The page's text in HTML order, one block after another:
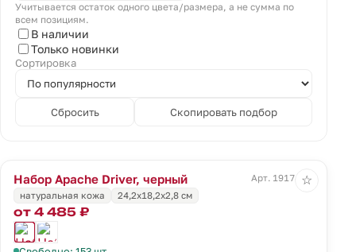
Учитывается остаток одного цвета/размера, а не сумма по
всем позициям.
В наличии
Только новинки
Сортировка
Сбросить Скопировать подбор
Набор Apache Driver, черный
Арт. 19174.30
натуральная кожа
24,2х18,2х2,8 см
от 4 485 ₽
☆